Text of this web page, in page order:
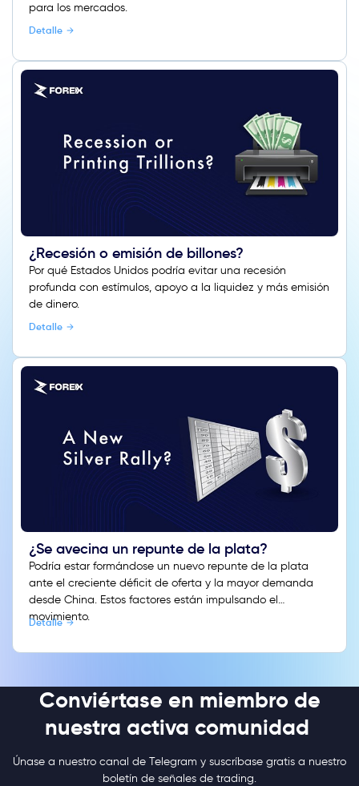
para los mercados.
Detalle
¿Recesión o emisión de billones?
Por qué Estados Unidos podría evitar una recesión
profunda con estímulos, apoyo a la liquidez y más emisión
de dinero.
Detalle
¿Se avecina un repunte de la plata?
Podría estar formándose un nuevo repunte de la plata
ante el creciente déficit de oferta y la mayor demanda
desde China. Estos factores están impulsando el
movimiento.
Detalle
Conviértase en miembro de
nuestra activa comunidad
Únase a nuestro canal de Telegram y suscríbase gratis a nuestro
boletín de señales de trading.